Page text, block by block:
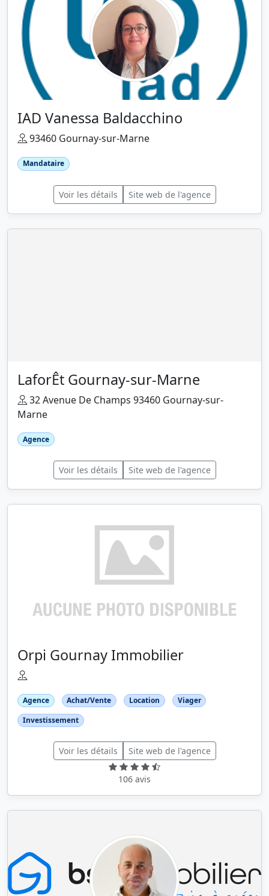
IAD Vanessa Baldacchino
93460 Gournay-sur-Marne
Mandataire
Voir les détails Site web de l'agence
LaforÊt Gournay-sur-Marne
32 Avenue De Champs 93460 Gournay-sur-
Marne
Agence
Voir les détails Site web de l'agence
Orpi Gournay Immobilier
Agence Achat/Vente Location
Viager
Investissement
Voir les détails Site web de l'agence
106 avis